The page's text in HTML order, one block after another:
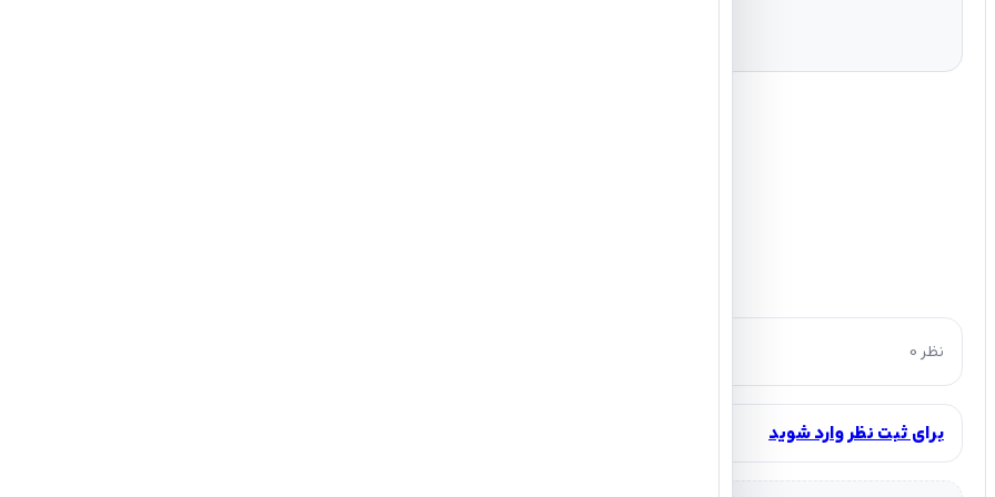
0 نظر
برای ثبت نظر وارد شوید